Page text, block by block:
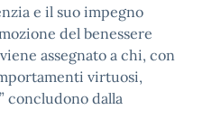
e il suo impegno
del benessere
assegnato a chi, con
virtuosi,
concludono dalla